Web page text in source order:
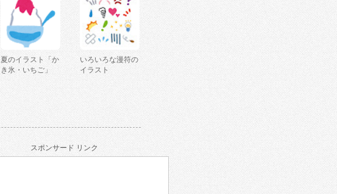
夏のイラスト「か
き氷・いちご」
いろいろな漫符の
イラスト
スポンサード リンク